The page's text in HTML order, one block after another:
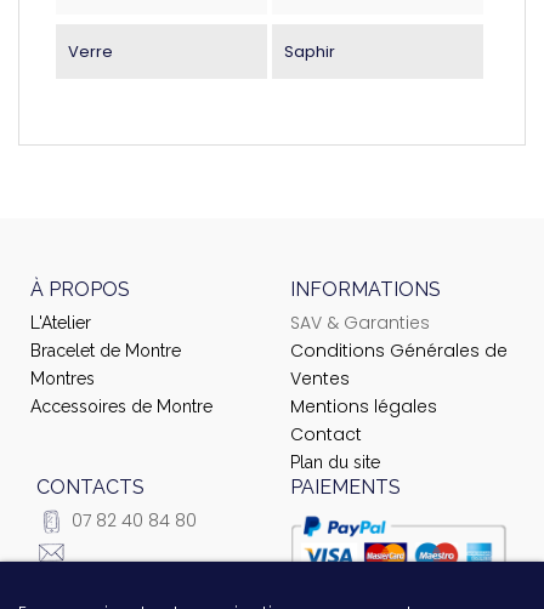
Verre Saphir
À PROPOS
L'Atelier
Bracelet de Montre
Montres
Accessoires de Montre
INFORMATIONS
SAV & Garanties
Conditions Générales de
Ventes
Mentions légales
Contact
Plan du site
CONTACTS
07 82 40 84 80
PAIEMENTS